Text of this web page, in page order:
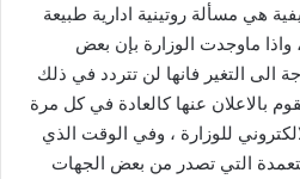
هي مسألة روتينية ادارية طبيعة
ماوجدت الوزارة بإن بعض
الى التغير فانها لن تتردد في ذلك
بالاعلان عنها كالعادة في كل مرة
للوزارة ، وفي الوقت الذي
التي تصدر من بعض الجهات